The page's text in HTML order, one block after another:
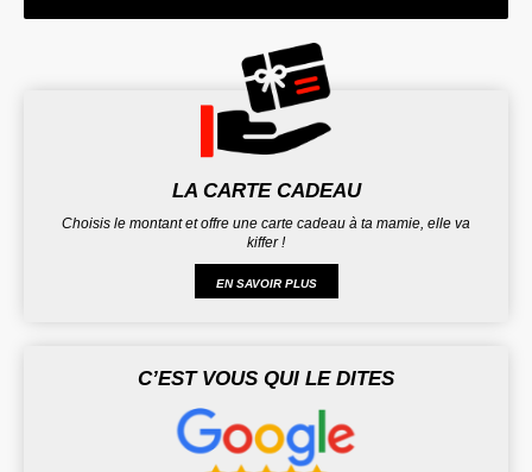
LA CARTE CADEAU
Choisis le montant et offre une carte cadeau à ta mamie, elle va
kiffer !
EN SAVOIR PLUS
C’EST VOUS QUI LE DITES